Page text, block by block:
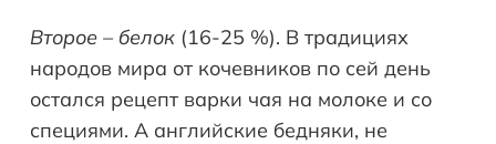
Второе – белок (16-25 %). В традициях
народов мира от кочевников по сей день
остался рецепт варки чая на молоке и со
специями. А английские бедняки, не